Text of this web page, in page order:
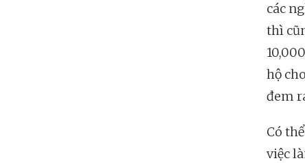
các
thì
hộ
đem
Có
việc